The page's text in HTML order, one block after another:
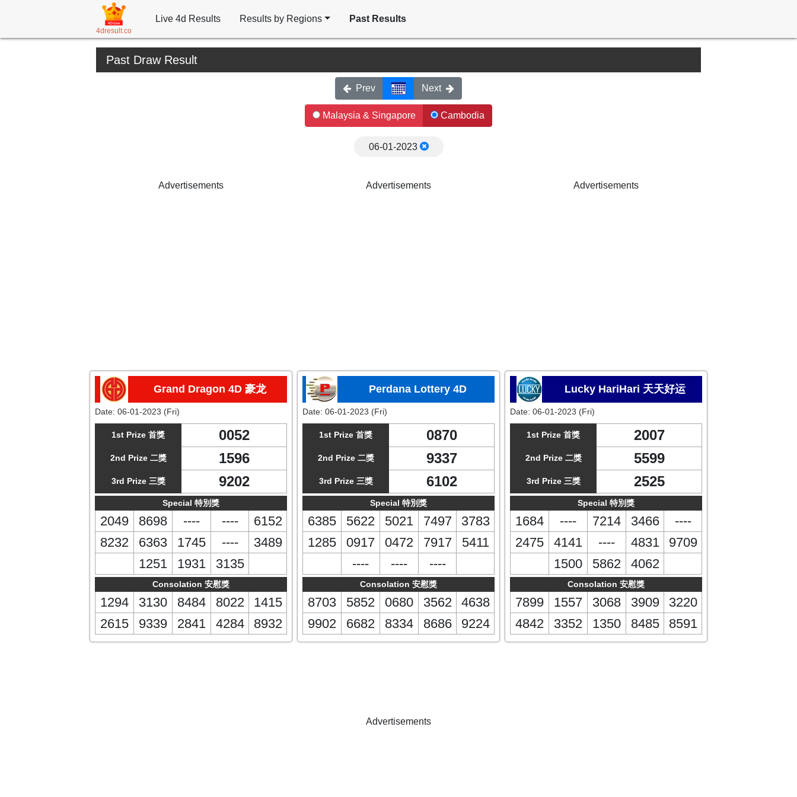
4dresult.co
Live 4d Results Results by Regions Past Results
Past Draw Result
Prev Next
Malaysia & Singapore Cambodia
06-01-2023
Advertisements
Grand Dragon 4D 豪龙
Date: 06-01-2023 (Fri)
1st Prize 首獎 0052
2nd Prize 二獎 1596
3rd Prize 三獎 9202
Special 特別獎
2049 8698 ---- ----
6152
8232
6363 1745 ----
3489
1251
1931 3135
Consolation 安慰獎
1294 3130 8484 8022
1415
2615
9339 2841 4284 8932
Advertisements
Perdana Lottery 4D
Date: 06-01-2023 (Fri)
1st Prize 首獎 0870
2nd Prize 二獎 9337
3rd Prize 三獎 6102
Special 特別獎
6385 5622 5021 7497
3783
1285
0917 0472 7917
5411
----
---- ----
Consolation 安慰獎
8703 5852 0680 3562
4638
9902
6682 8334 8686 9224
Advertisements
Lucky HariHari 天天好运
Date: 06-01-2023 (Fri)
1st Prize 首獎 2007
2nd Prize 二獎 5599
3rd Prize 三獎 2525
Special 特別獎
1684 ---- 7214 3466
----
2475
4141 ---- 4831
9709
1500
5862 4062
Consolation 安慰獎
7899 1557 3068 3909
3220
4842
3352 1350 8485 8591
Advertisements